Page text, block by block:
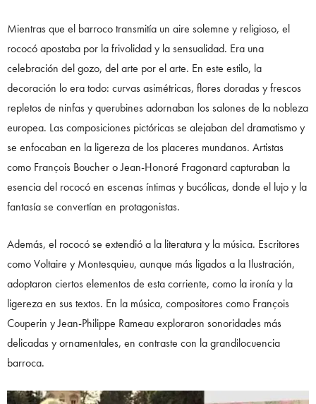
Mientras que el barroco transmitía un aire solemne y religioso, el
rococó apostaba por la frivolidad y la sensualidad. Era una
celebración del gozo, del arte por el arte. En este estilo, la
decoración lo era todo: curvas asimétricas, flores doradas y frescos
repletos de ninfas y querubines adornaban los salones de la nobleza
europea. Las composiciones pictóricas se alejaban del dramatismo y
se enfocaban en la ligereza de los placeres mundanos. Artistas
como François Boucher o Jean-Honoré Fragonard capturaban la
esencia del rococó en escenas íntimas y bucólicas, donde el lujo y la
fantasía se convertían en protagonistas.
Además, el rococó se extendió a la literatura y la música. Escritores
como Voltaire y Montesquieu, aunque más ligados a la Ilustración,
adoptaron ciertos elementos de esta corriente, como la ironía y la
ligereza en sus textos. En la música, compositores como François
Couperin y Jean-Philippe Rameau exploraron sonoridades más
delicadas y ornamentales, en contraste con la grandilocuencia
barroca.